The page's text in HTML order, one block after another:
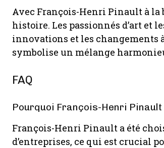
Avec François-Henri Pinault à la
histoire. Les passionnés d’art et
innovations et les changements
symbolise un mélange
FAQ
Pourquoi François-Henri
François-Henri Pinault a été
d’entreprises, ce qui est crucial